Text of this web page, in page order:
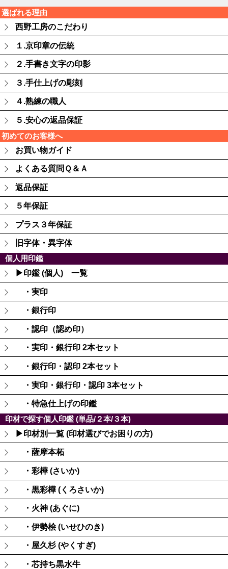
選ばれる理由
西野工房のこだわり
１.京印章の伝統
２.手書き文字の印影
３.手仕上げの彫刻
４.熟練の職人
５.安心の返品保証
初めてのお客様へ
お買い物ガイド
よくある質問Ｑ＆Ａ
返品保証
５年保証
プラス３年保証
旧字体・異字体
個人用印鑑
▶印鑑 (個人) 一覧
・実印
・銀行印
・認印（認め印）
・実印・銀行印 2本セット
・銀行印・認印 2本セット
・実印・銀行印・認印 3本セット
・特急仕上げの印鑑
印材で探す個人印鑑 (単品/２本/３本)
▶印材別一覧 (印材選びでお困りの方)
・薩摩本柘
・彩樺 (さいか)
・黒彩樺 (くろさいか)
・火神 (あぐに)
・伊勢桧 (いせひのき)
・屋久杉 (やくすぎ)
・芯持ち黒水牛